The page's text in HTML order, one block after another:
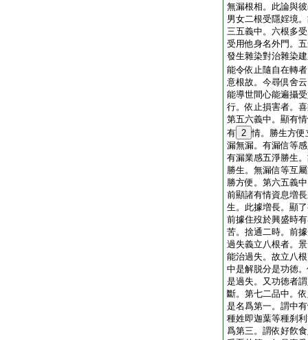
無漏根相。此論與
男女二根受隱婬境
三五義中。六根多
受用他身名外門。
發生雜染對治雜染
能令依止隨自在轉
意根故。今尋倶舍
能導世間心能遍攝
行。依止損害者。
第五六義中。顯有
有 2 情。勝生方便
漏無漏。有漏信等
有漏業感五淨勝生
勝生。無漏信等互
勝方便。第六五義
前顯諸有情資息増
生。此據増長。顯
前據住歿於興盛時
苦。捨通二時。前
過失義立八根者。
能治過失。故立八
中是解脱分是功徳
是過失。又功徳者
斷。第七二品中。
是名爲第一。謂中
種姓即迦葉等種刹
爲第三。謂依好飮